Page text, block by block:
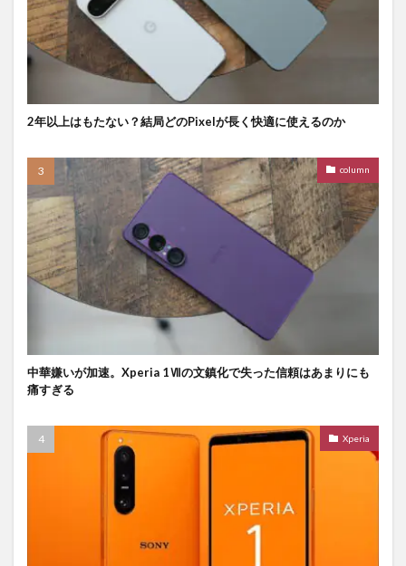
2年以上はもたない？結局どのPixelが長く快適に使えるのか
column
中華嫌いが加速。Xperia 1Ⅶの文鎮化で失った信頼はあまりにも
痛すぎる
Xperia